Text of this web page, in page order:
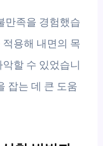
만족을 경험했습
용해 내면의 목
할 수 있었습니
잡는 데 큰 도움